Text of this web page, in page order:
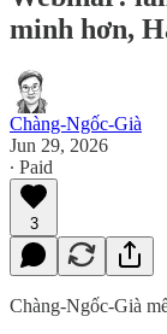
minh hơn,
Chàng-Ngốc-Già
Jun 29, 2026
∙ Paid
3
Chàng-Ngốc-Già